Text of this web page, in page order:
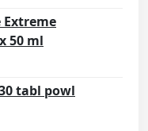
Extreme
50 ml
tabl powl